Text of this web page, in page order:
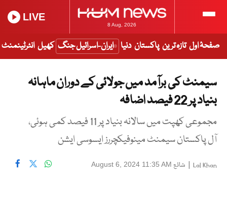
8 Aug, 2026
LIVE
صفحۂ اول تازہ ترین پاکستان دنیا ایران-اسرائیل جنگ کھیل انٹرٹینمنٹ
سیمنٹ کی برآمد میں جولائی کے دوران ماہانہ
بنیاد پر 22 فیصد اضافہ
مجموعی کھپت میں سالانہ بنیاد پر 11 فیصد کمی ہوئی،
آل پاکستان سیمنٹ مینوفیکچررز ایسوسی ایشن
Lal Khan
| شائع August 6, 2024 11:35 AM